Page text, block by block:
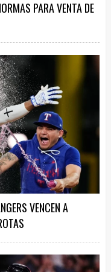
PARA VENTA DE
VENCEN A